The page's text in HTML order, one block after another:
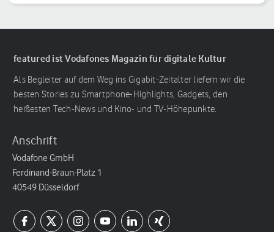
featured ist Vodafones Magazin für digitale Kultur
Als Begleiter auf dem Weg ins Gigabit-Zeitalter liefern wir die
besten Stories zu Smartphone-Highlights, Gadgets, den
heißesten Tech-News und Kino- und TV-Höhepunkte.
Anschrift
Vodafone GmbH
Ferdinand-Braun-Platz 1
40549 Düsseldorf